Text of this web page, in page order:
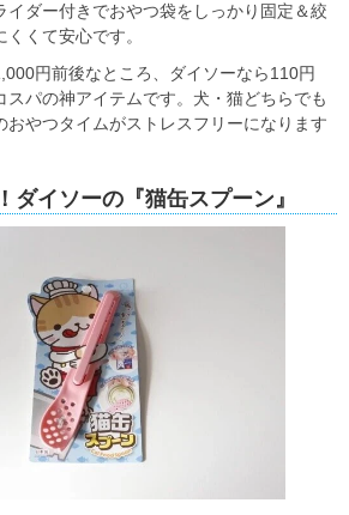
イダー付きでおやつ袋をしっかり固定＆絞
くて安心です。
円前後なところ、ダイソーなら110円
スパの神アイテムです。犬・猫どちらでも
おやつタイムがストレスフリーになります
ダイソーの『猫缶スプーン』